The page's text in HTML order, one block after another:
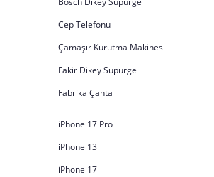
Cep Telefonu
Çamaşır Kurutma Makinesi
Fakir Dikey Süpürge
Fabrika Çanta
iPhone 17 Pro
iPhone 13
iPhone 17